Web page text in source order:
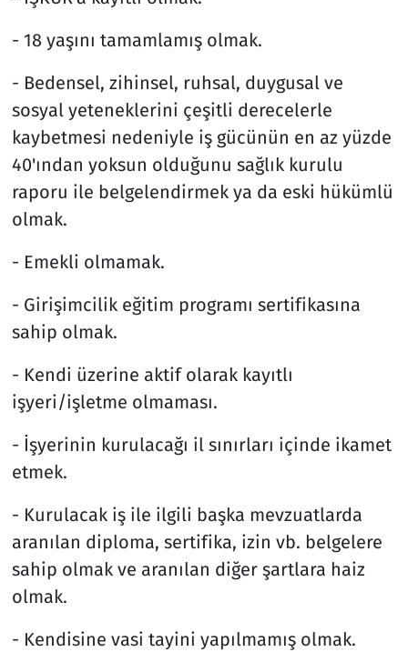
- 18 yaşını tamamlamış olmak.
- Bedensel, zihinsel, ruhsal, duygusal ve
sosyal yeteneklerini çeşitli derecelerle
kaybetmesi nedeniyle iş gücünün en az yüzde
40'ından yoksun olduğunu sağlık kurulu
raporu ile belgelendirmek ya da eski hükümlü
olmak.
- Emekli olmamak.
- Girişimcilik eğitim programı sertifikasına
sahip olmak.
- Kendi üzerine aktif olarak kayıtlı
işyeri/işletme olmaması.
- İşyerinin kurulacağı il sınırları içinde ikamet
etmek.
- Kurulacak iş ile ilgili başka mevzuatlarda
aranılan diploma, sertifika, izin vb. belgelere
sahip olmak ve aranılan diğer şartlara haiz
olmak.
- Kendisine vasi tayini yapılmamış olmak.